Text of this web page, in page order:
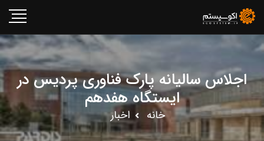
اجلاس سالیانه پارک فناوری پردیس در
ایستگاه هفدهم
خانه اخبار